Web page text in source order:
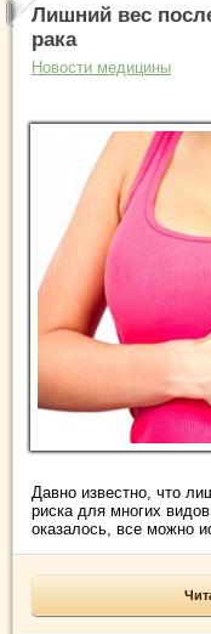
Лишний вес
рака
Новости медицины
Давно известно, что
риска для многих
оказалось, все можно